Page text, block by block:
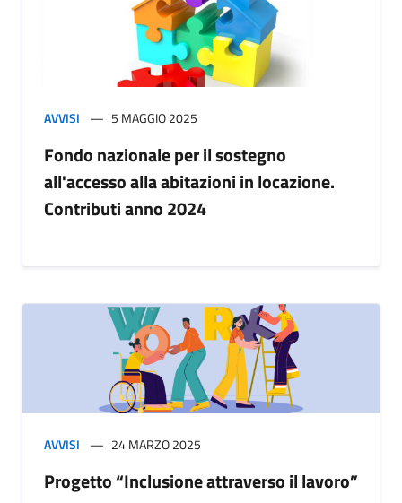
AVVISI 5 MAGGIO 2025
Fondo nazionale per il sostegno
all'accesso alla abitazioni in locazione.
Contributi anno 2024
AVVISI 24 MARZO 2025
Progetto “Inclusione attraverso il lavoro”